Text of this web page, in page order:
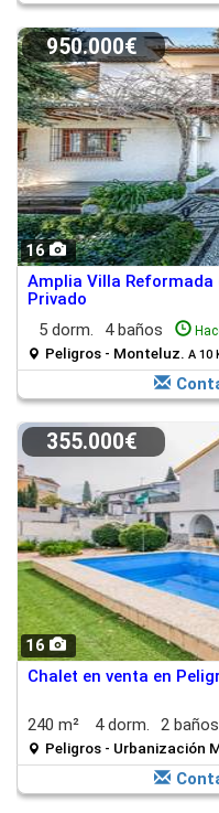
16
950.000€
Amplia Villa
Privado
5 dorm.
4 baños
Peligros - Monteluz. A 10
16
355.000€
Chalet en venta en
240 m² 4 dorm. 2 baños
Peligros - Urbanización